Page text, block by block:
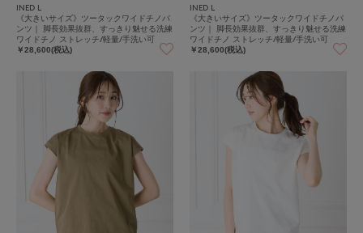
INED L
《大きいサイズ》ツータックワイドチノパ
ンツ｜ 脚長効果抜群、すっきり魅せる洗練
ワイドチノ ストレッチ/軽量/手洗い可
￥28,600(税込)
INED L
《大きいサイズ》ツータックワイドチノパ
ンツ｜ 脚長効果抜群、すっきり魅せる洗練
ワイドチノ ストレッチ/軽量/手洗い可
￥28,600(税込)